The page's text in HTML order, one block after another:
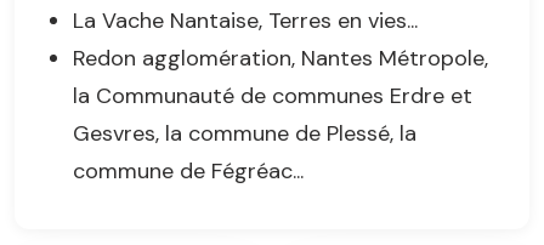
La Vache Nantaise, Terres en vies...
Redon agglomération, Nantes Métropole,
la Communauté de communes Erdre et
Gesvres, la commune de Plessé, la
commune de Fégréac...